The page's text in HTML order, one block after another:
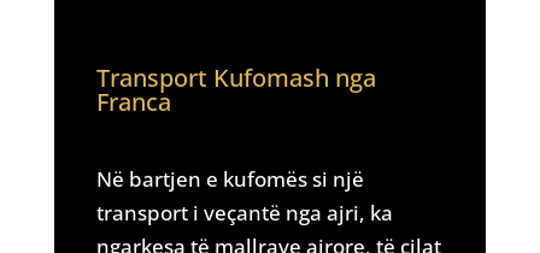
Transport Kufomash nga
Franca
Në bartjen e kufomës si një
transport i veçantë nga ajri, ka
ngarkesa të mallrave ajrore, të cilat